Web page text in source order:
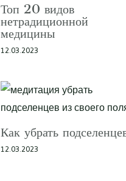
Топ 20 видов
нетрадиционной
медицины
12.03.2023
Как убрать
12.03.2023